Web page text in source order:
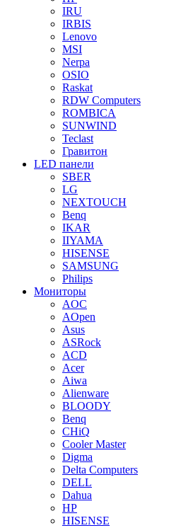
IRU
IRBIS
Lenovo
MSI
Nerpa
OSIO
Raskat
RDW Computers
ROMBICA
SUNWIND
Teclast
Гравитон
LED панели
SBER
LG
NEXTOUCH
Benq
IKAR
IIYAMA
HISENSE
SAMSUNG
Philips
Мониторы
AOC
AOpen
Asus
ASRock
ACD
Acer
Aiwa
Alienware
BLOODY
Benq
CHiQ
Cooler Master
Digma
Delta Computers
DELL
Dahua
HP
HISENSE